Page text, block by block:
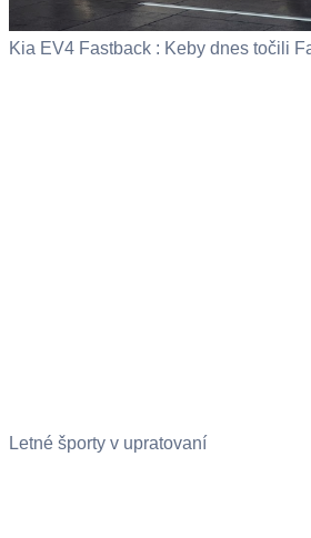
Kia EV4 Fastback : Keby dnes točili
Letné športy v upratovaní